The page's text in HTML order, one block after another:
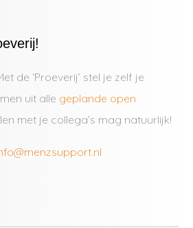
de ‘Proeverij’ stel je zelf je
uit alle geplande open
met je collega’s mag natuurlijk!